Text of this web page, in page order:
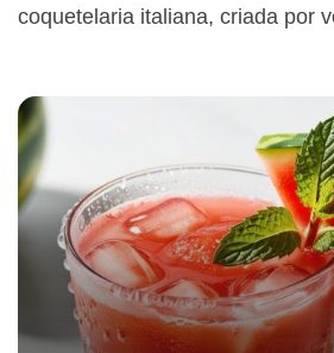
coquetelaria italiana, criada por